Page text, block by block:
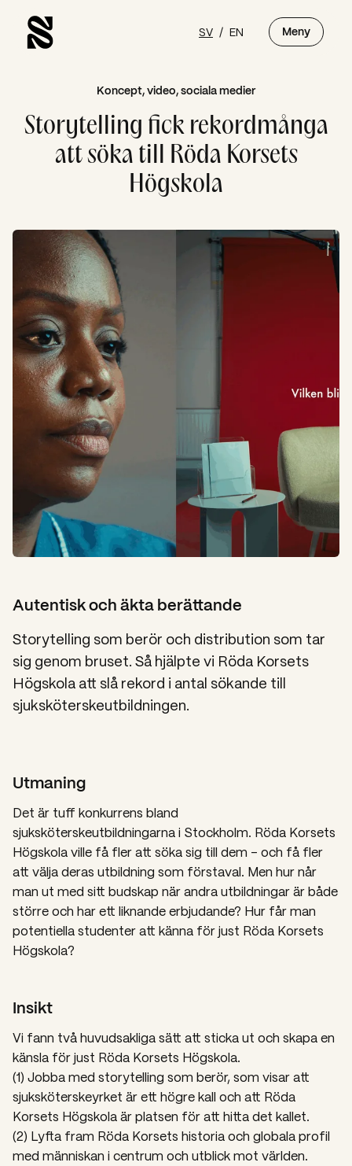
SV / EN Meny
Koncept, video, sociala medier
Storytelling fick rekordmånga
att söka till Röda Korsets
Högskola
Autentisk och äkta berättande
Storytelling som berör och distribution som tar
sig genom bruset. Så hjälpte vi Röda Korsets
Högskola att slå rekord i antal sökande till
sjuksköterskeutbildningen.
Utmaning
Det är tuff konkurrens bland
sjuksköterskeutbildningarna i Stockholm. Röda Korsets
Högskola ville få fler att söka sig till dem – och få fler
att välja deras utbildning som förstaval. Men hur når
man ut med sitt budskap när andra utbildningar är både
större och har ett liknande erbjudande? Hur får man
potentiella studenter att känna för just Röda Korsets
Högskola?
Insikt
Vi fann två huvudsakliga sätt att sticka ut och skapa en
känsla för just Röda Korsets Högskola.
(1) Jobba med storytelling som berör, som visar att
sjuksköterskeyrket är ett högre kall och att Röda
Korsets Högskola är platsen för att hitta det kallet.
(2) Lyfta fram Röda Korsets historia och globala profil
med människan i centrum och utblick mot världen.